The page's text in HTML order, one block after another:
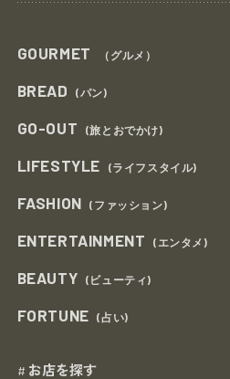
GOURMET （グルメ）
BREAD (パン)
GO-OUT (旅とおでかけ)
LIFESTYLE (ライフスタイル)
FASHION (ファッション)
ENTERTAINMENT (エンタメ)
BEAUTY (ビューティ)
FORTUNE (占い)
# お店を探す